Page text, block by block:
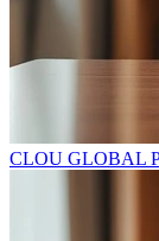
CLOU GLOBAL